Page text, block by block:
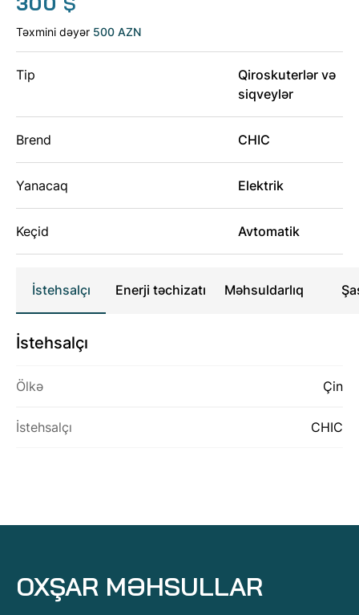
Təxmini dəyər 500 AZN
Tip
Qiroskuterlər və
siqveylər
Brend CHIC
Yanacaq Elektrik
Keçid Avtomatik
İstehsalçı Enerji təchizatı Məhsuldarlıq
İstehsalçı
Ölkə Çin
İstehsalçı CHIC
OXŞAR MƏHSULLAR